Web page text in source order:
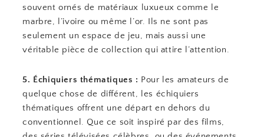
souvent ornés de matériaux luxueux comme le
marbre, l’ivoire ou même l’or. Ils ne sont pas
seulement un espace de jeu, mais aussi une
véritable pièce de collection qui attire l’attention.
5. Échiquiers thématiques : Pour les amateurs de
quelque chose de différent, les échiquiers
thématiques offrent une départ en dehors du
conventionnel. Que ce soit inspiré par des films,